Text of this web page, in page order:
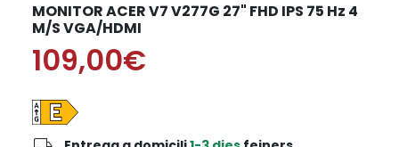
MONITOR ACER V7 V277G 27" FHD IPS 75 Hz 4
M/S VGA/HDMI
109,00€